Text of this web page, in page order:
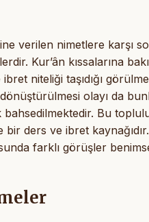
verilen nimetlere karşı
Kur’ân kıssalarına
niteliği taşıdığı
olayı da
bahsedilmektedir. Bu
bir ders ve ibret
farklı görüşler